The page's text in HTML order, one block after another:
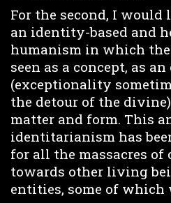
For the second, I
an identity-based and
humanism in which
seen as a concept, as
(exceptionality
the detour of the
matter and form. This
identitarianism has
for all the massacres of
towards other living
entities, some of which